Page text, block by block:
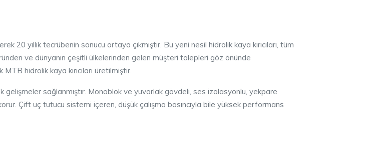
20 yıllık tecrübenin sonucu ortaya çıkmıştır. Bu yeni nesil hidrolik kaya kırıcıları, tüm
ve dünyanın çeşitli ülkelerinden gelen müşteri talepleri göz önünde
hidrolik kaya kırıcıları üretilmiştir.
gelişmeler sağlanmıştır. Monoblok ve yuvarlak gövdeli, ses izolasyonlu, yekpare
Çift uç tutucu sistemi içeren, düşük çalışma basıncıyla bile yüksek performans